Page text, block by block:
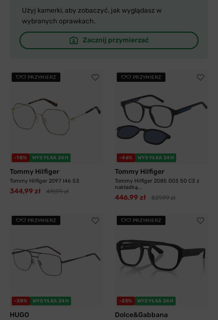
Użyj kamerki, aby zobaczyć, jak wyglądasz w
wybranych oprawkach.
Zacznij przymierzać
PRZYMIERZ
-18% WYSYŁKA 24H
Tommy Hilfiger
Tommy Hilfiger 2097 I46 53
344,99 zł 419,99 zł
PRZYMIERZ
-46% WYSYŁKA 24H
Tommy Hilfiger
Tommy Hilfiger 2085 003 50 C3 z
nakładką...
446,99 zł 829,99 zł
PRZYMIERZ
-38% WYSYŁKA 24H
HUGO
PRZYMIERZ
-25% WYSYŁKA 24H
Dolce&Gabbana